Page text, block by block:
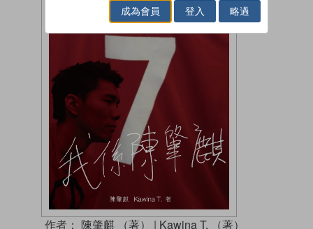
作者： 陳肇麒 （著） | Kawina T. （著）
成為會員 登入 略過